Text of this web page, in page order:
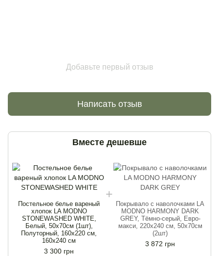
Добавьте первый отзыв
Написать отзыв
Вместе дешевше
Постельное белье вареный
хлопок LA MODNO
STONEWASHED WHITE,
Белый, 50х70см (1шт),
Полуторный, 160х220 см,
160х240 см
3 300 грн
Покрывало с наволочками LA
MODNO HARMONY DARK
GREY, Тёмно-серый, Евро-
макси, 220х240 см, 50х70см
(2шт)
3 872 грн